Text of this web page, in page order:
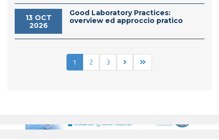
13 OCT
2026
Good Laboratory Practices:
overview ed approccio pratico
1 2 3